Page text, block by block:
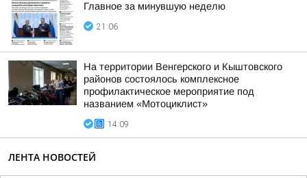
Главное за минувшую неделю
21:06
На территории Венгерского и Кыштовского
районов состоялось комплексное
профилактическое мероприятие под
названием «Мотоциклист»
14:09
ЛЕНТА НОВОСТЕЙ